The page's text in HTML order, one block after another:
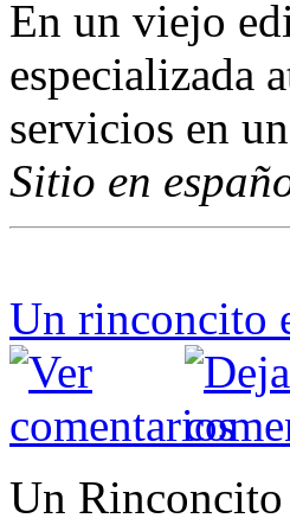
En un viejo
especializada
servicios en
Sitio en
Un rinconcito
Un